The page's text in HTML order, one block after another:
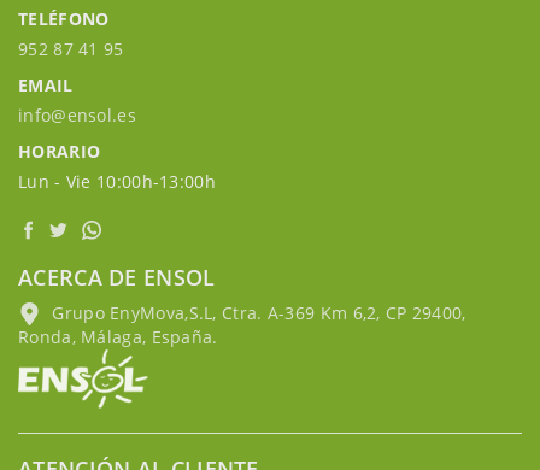
TELÉFONO
952 87 41 95
EMAIL
info@ensol.es
HORARIO
Lun - Vie 10:00h-13:00h
ACERCA DE ENSOL
Grupo EnyMova,S.L, Ctra. A-369 Km 6,2, CP 29400,
Ronda, Málaga, España.